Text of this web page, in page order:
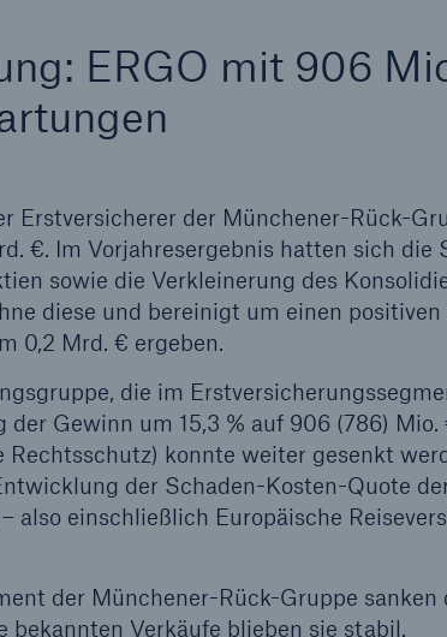
ERGO mit 906
Erstversicherer der Münchener-Rück-
€. Im Vorjahresergebnis hatten sich
sowie die Verkleinerung des
diese und bereinigt um einen
0,2 Mrd. € ergeben.
die im
Gewinn um 15,3 % auf 906 (786)
konnte weiter gesenkt
der Schaden-Kosten-Quote
also einschließlich Europäische
der Münchener-Rück-Gruppe
bekannten Verkäufe blieben sie stabil.